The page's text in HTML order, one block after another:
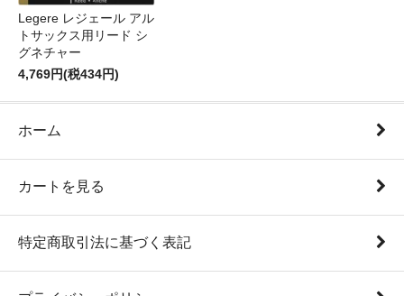
Legere レジェール アル
トサックス用リード シ
グネチャー
4,769円(税434円)
ホーム
カートを見る
特定商取引法に基づく表記